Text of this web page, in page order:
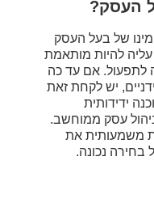
העסק?
של בעל העסק
להיות מותאמת
לתפעול. אם עד כה
יש לקחת זאת
ידידותית
עסק ממוחשב.
משמעותית את
בחירה נכונה.